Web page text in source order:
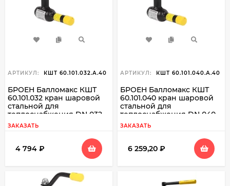
АРТИКУЛ: КШТ 60.101.032.А.40
БРОЕН Балломакс КШТ
60.101.032 кран шаровой
стальной для
теплоснабжения DN 032
PN 40 резьба вн./свар
ЗАКАЗАТЬ
4 794 ₽
АРТИКУЛ: КШТ 60.101.040.А.40
БРОЕН Балломакс КШТ
60.101.040 кран шаровой
стальной для
теплоснабжения DN 040
PN 40 резьба вн./свар
ЗАКАЗАТЬ
6 259,20 ₽